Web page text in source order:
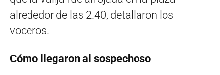
alrededor de las 2.40, detallaron los
voceros.
Cómo llegaron al sospechoso